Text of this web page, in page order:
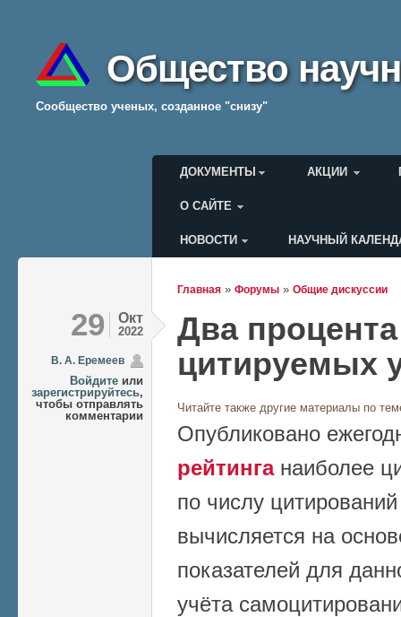
Общество
Cообщество ученых, созданное "снизу"
Главное меню
ДОКУМЕНТЫ АКЦИИ
О САЙТЕ
Меню пользователя
НОВОСТИ НАУЧНЫЙ
Главная » Форумы » Общие дискуссии
29 Окт
2022
В. А. Еремеев
Войдите или
зарегистрируйтесь,
чтобы отправлять
комментарии
Два
цитируемых
Читайте также другие материалы по
Опубликовано
рейтинга наиболее
по числу
вычисляется на
показателей для
учёта